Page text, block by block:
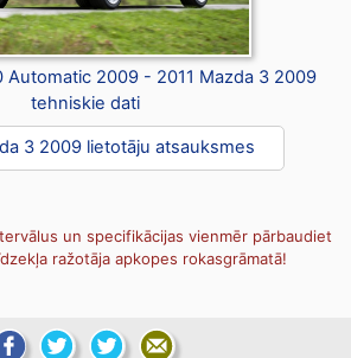
Automatic 2009 - 2011 Mazda 3 2009
tehniskie dati
3 2009 lietotāju atsauksmes
un specifikācijas vienmēr pārbaudiet
ražotāja apkopes rokasgrāmatā!